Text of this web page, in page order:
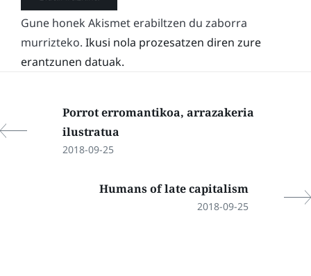
Gune honek Akismet erabiltzen du zaborra
murrizteko. Ikusi nola prozesatzen diren zure
erantzunen datuak.
Porrot erromantikoa, arrazakeria
ilustratua
2018-09-25
Humans of late capitalism
2018-09-25